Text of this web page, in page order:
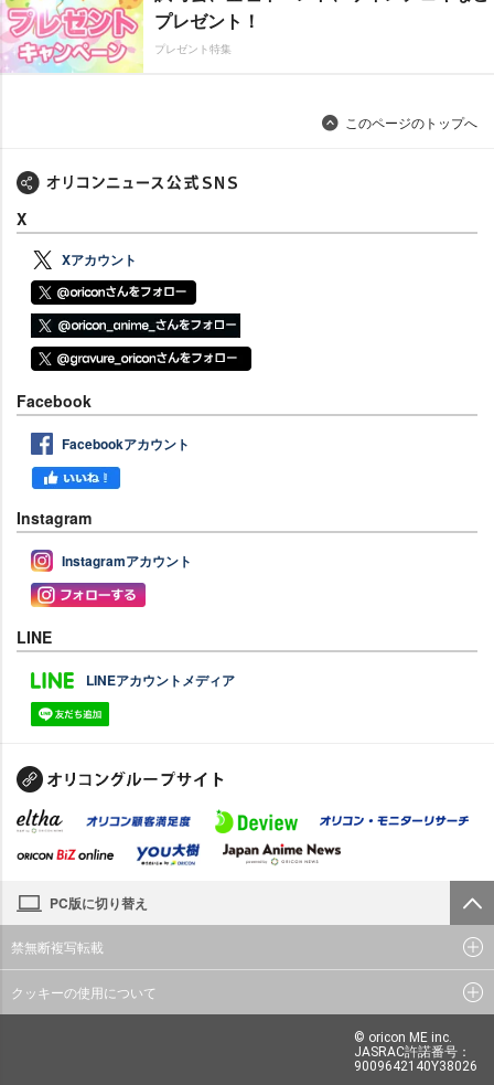
プレゼント！
プレゼント特集
このページのトップへ
X
Xアカウント
Facebook
Facebookアカウント
Instagram
Instagramアカウント
LINE
LINEアカウントメディア
PC版に切り替え
禁無断複写転載
クッキーの使用について
© oricon ME inc.
JASRAC許諾番号：
9009642140Y38026